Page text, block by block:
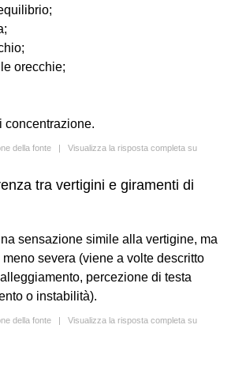
orecchie;
concentrazione.
della fonte | Visualizza la risposta completa su
tra vertigini e giramenti di
sensazione simile alla vertigine, ma
severa (viene a volte descritto
percezione di testa
o instabilità).
della fonte | Visualizza la risposta completa su